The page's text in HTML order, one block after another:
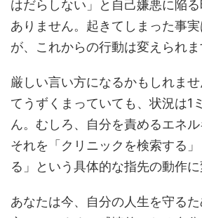
はだらしない」と自己嫌悪に陥
ありません。起きてしまった事
が、これからの行動は変えられま
厳しい言い方になるかもしれま
てうずくまっていても、状況は1
ん。むしろ、自分を責めるエネル
それを「クリニックを検索する
る」という具体的な指先の動作に
あなたは今、自分の人生を守る